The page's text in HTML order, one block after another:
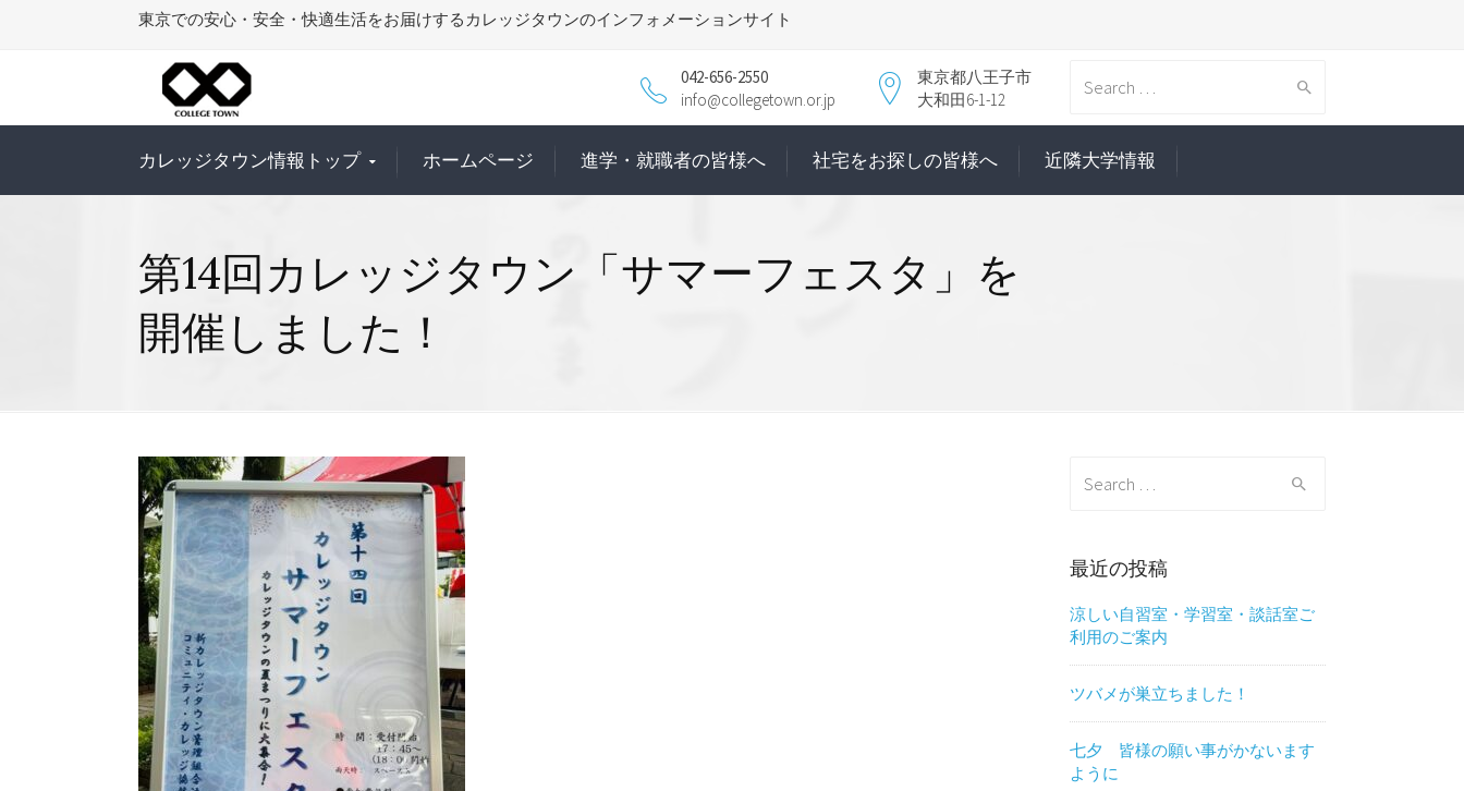
東京での安心・安全・快適生活をお届けするカレッジタウンのインフォメーションサイト
for:
東京都八王子市
大和田6-1-12
042-656-2550
info@collegetown.or.jp
カレッジタウン情報トップ ホームページ 進学・就職者の皆様へ 社宅をお探しの皆様へ 近隣大学情報
第14回カレッジタウン「サマーフェスタ」を
開催しました！
最近の投稿
涼しい自習室・学習室・談話室ご
利用のご案内
ツバメが巣立ちました！
七夕 皆様の願い事がかないます
ように